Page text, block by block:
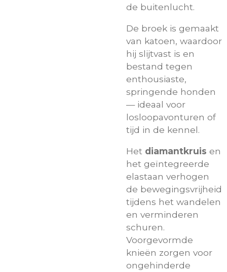
de buitenlucht.
De broek is gemaakt
van katoen, waardoor
hij slijtvast is en
bestand tegen
enthousiaste,
springende honden
— ideaal voor
losloopavonturen of
tijd in de kennel.
Het diamantkruis en
het geïntegreerde
elastaan verhogen
de bewegingsvrijheid
tijdens het wandelen
en verminderen
schuren.
Voorgevormde
knieën zorgen voor
ongehinderde